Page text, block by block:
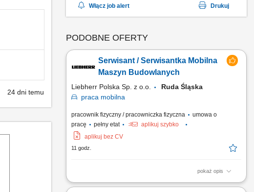
24 dni temu
Włącz job alert Drukuj
PODOBNE OFERTY
Serwisant / Serwisantka Mobilna
Maszyn Budowlanych
Liebherr Polska Sp. z o.o.
Ruda Śląska
praca mobilna
pracownik fizyczny / pracowniczka fizyczna
umowa o
pracę
pełny etat
aplikuj szybko
aplikuj bez CV
11 godz.
pokaż opis
Serwisant / Serwisantka Mobilna Maszyn Budowlanych